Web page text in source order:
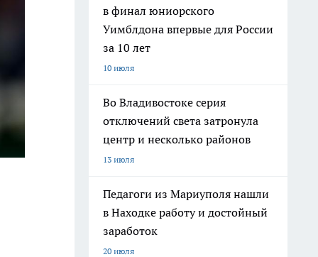
в финал юниорского
Уимблдона впервые для России
за 10 лет
10 июля
Во Владивостоке серия
отключений света затронула
центр и несколько районов
13 июля
Педагоги из Мариуполя нашли
в Находке работу и достойный
заработок
20 июля